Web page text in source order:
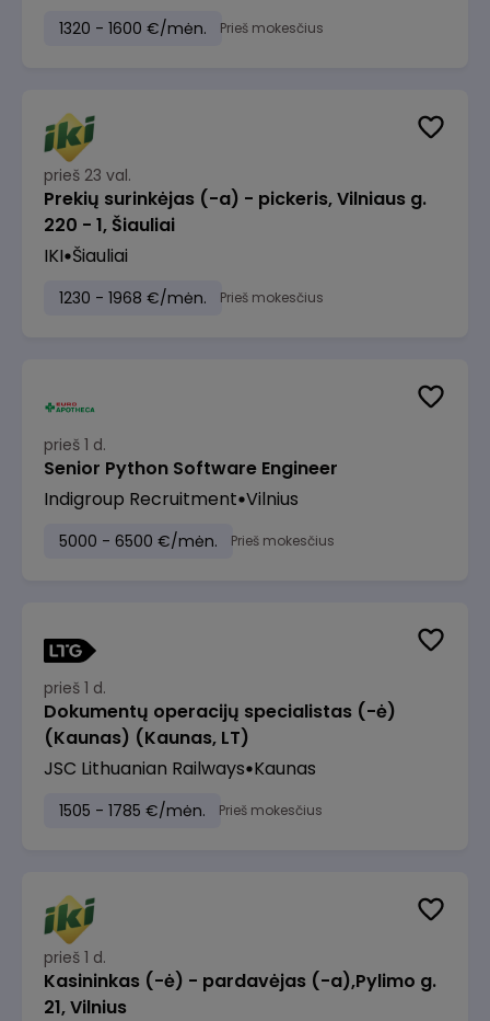
1320 - 1600 €/mėn. Prieš mokesčius
prieš 23 val.
Prekių surinkėjas (-a) - pickeris, Vilniaus g.
220 - 1, Šiauliai
IKI Šiauliai
1230 - 1968 €/mėn. Prieš mokesčius
prieš 1 d.
Senior Python Software Engineer
Indigroup Recruitment Vilnius
5000 - 6500 €/mėn. Prieš mokesčius
prieš 1 d.
Dokumentų operacijų specialistas (-ė)
(Kaunas) (Kaunas, LT)
JSC Lithuanian Railways Kaunas
1505 - 1785 €/mėn. Prieš mokesčius
prieš 1 d.
Kasininkas (-ė) - pardavėjas (-a),Pylimo g.
21, Vilnius